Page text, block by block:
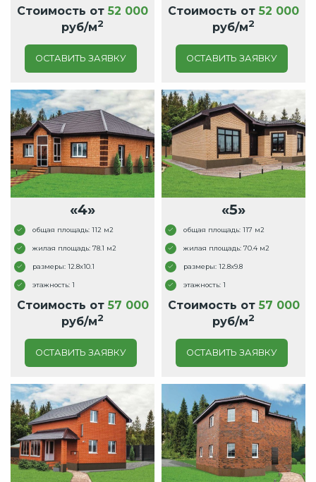
Стоимость от 52 000
руб/м2
ОСТАВИТЬ ЗАЯВКУ
Стоимость от 52 000
руб/м2
ОСТАВИТЬ ЗАЯВКУ
«4»
общая площадь: 112 м2
жилая площадь: 78.1 м2
размеры: 12.8x10.1
этажность: 1
Стоимость от 57 000
руб/м2
ОСТАВИТЬ ЗАЯВКУ
«5»
общая площадь: 117 м2
жилая площадь: 70.4 м2
размеры: 12.8x9.8
этажность: 1
Стоимость от 57 000
руб/м2
ОСТАВИТЬ ЗАЯВКУ